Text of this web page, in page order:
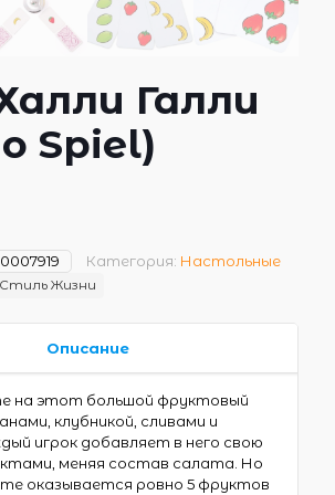
Галли
Spiel)
Категория: Настольные
Стиль Жизни
Описание
на этот большой фруктовый
клубникой, сливами и
игрок добавляет в него свою
меняя состав салата. Но
оказывается ровно 5 фруктов